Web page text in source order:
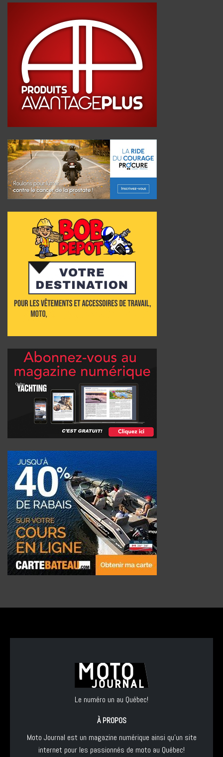
Le numéro un au Québec!
À PROPOS
Moto Journal est un magazine numérique ainsi qu'un site
internet pour les passionnés de moto au Québec!